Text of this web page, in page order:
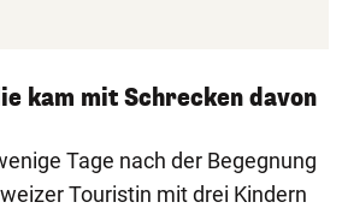
kam mit Schrecken davon
Tage nach der Begegnung
Touristin mit drei Kindern